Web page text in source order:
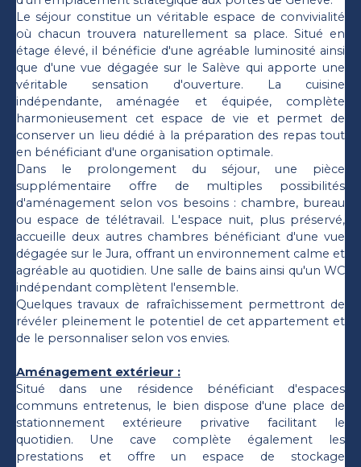
Le séjour constitue un véritable espace de convivialité
où chacun trouvera naturellement sa place. Situé en
étage élevé, il bénéficie d'une agréable luminosité ainsi
que d'une vue dégagée sur le Salève qui apporte une
véritable sensation d'ouverture. La cuisine
indépendante, aménagée et équipée, complète
harmonieusement cet espace de vie et permet de
conserver un lieu dédié à la préparation des repas tout
en bénéficiant d'une organisation optimale.
Dans le prolongement du séjour, une pièce
supplémentaire offre de multiples possibilités
d'aménagement selon vos besoins : chambre, bureau
ou espace de télétravail. L'espace nuit, plus préservé,
accueille deux autres chambres bénéficiant d'une vue
dégagée sur le Jura, offrant un environnement calme et
agréable au quotidien. Une salle de bains ainsi qu'un WC
indépendant complètent l'ensemble.
Quelques travaux de rafraîchissement permettront de
révéler pleinement le potentiel de cet appartement et
de le personnaliser selon vos envies.
Aménagement extérieur :
Situé dans une résidence bénéficiant d'espaces
communs entretenus, le bien dispose d'une place de
stationnement extérieure privative facilitant le
quotidien. Une cave complète également les
prestations et offre un espace de stockage